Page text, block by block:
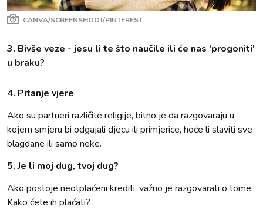
CANVA/SCREENSHOOT/PINTEREST
3. Bivše veze - jesu li te što naučile ili će nas 'progoniti'
u braku?
4. Pitanje vjere
Ako su partneri različite religije, bitno je da razgovaraju u
kojem smjeru bi odgajali djecu ili primjerice, hoće li slaviti sve
blagdane ili samo neke.
5. Je li moj dug, tvoj dug?
Ako postoje neotplaćeni krediti, važno je razgovarati o tome.
Kako ćete ih plaćati?